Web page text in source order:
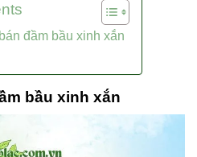
đầm bầu xinh xắn
bầu xinh xắn